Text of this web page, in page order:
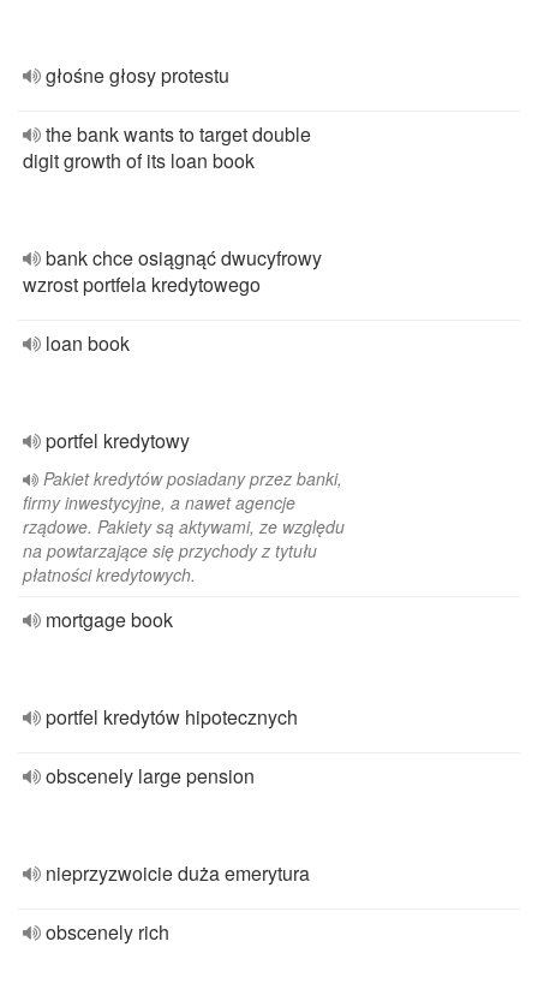
głośne głosy protestu
the bank wants to target double
digit growth of its loan book
bank chce osiągnąć dwucyfrowy
wzrost portfela kredytowego
loan book
portfel kredytowy
Pakiet kredytów posiadany przez banki,
firmy inwestycyjne, a nawet agencje
rządowe. Pakiety są aktywami, ze względu
na powtarzające się przychody z tytułu
płatności kredytowych.
mortgage book
portfel kredytów hipotecznych
obscenely large pension
nieprzyzwoicie duża emerytura
obscenely rich